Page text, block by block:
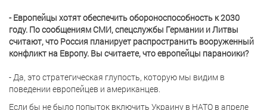
- Европейцы хотят обеспечить обороноспособность к 2030
году. По сообщениям СМИ, спецслужбы Германии и Литвы
считают, что Россия планирует распространить вооруженный
конфликт на Европу. Вы считаете, что европейцы параноики?
- Да, это стратегическая глупость, которую мы видим в
поведении европейцев и американцев.
Если бы не было попыток включить Украину в НАТО в апреле